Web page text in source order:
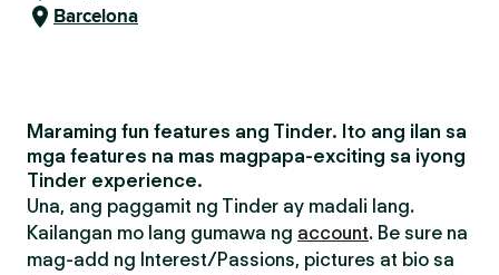
Barcelona
Maraming fun features ang Tinder. Ito ang ilan sa
mga features na mas magpapa-exciting sa iyong
Tinder experience.
Una, ang paggamit ng Tinder ay madali lang.
Kailangan mo lang gumawa ng account. Be sure na
mag-add ng Interest/Passions, pictures at bio sa